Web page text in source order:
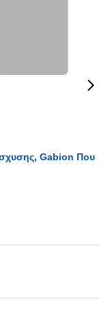
Gabion Που